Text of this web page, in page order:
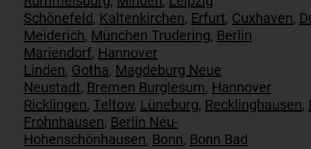
Schönefeld, Kaltenkirchen, Erfurt, Cuxhaven,
Meiderich, München Trudering, Berlin
Mariendorf, Hannover
Linden, Gotha, Magdeburg Neue
Neustadt, Bremen Burglesum, Hannover
Ricklingen, Teltow, Lüneburg, Recklinghausen,
Frohnhausen, Berlin Neu-
Hohenschönhausen, Bonn, Bonn Bad